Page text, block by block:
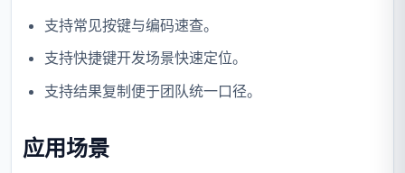
支持常见按键与编码速查。
支持快捷键开发场景快速定位。
支持结果复制便于团队统一口径。
应用场景